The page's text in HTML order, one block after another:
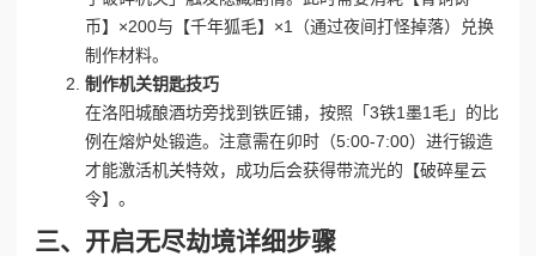
币】×200与【千年狐毛】×1（通过夜间打怪掉落）兑换
制作材料。
制作机关钥匙技巧
在洛阳城酿酒坊旁找到铁匠铺，按照「3铁1墨1毛」的比
例在熔炉处锻造。注意需在卯时（5:00-7:00）进行锻造
才能激活机关特效，成功后会获得带流光的【破碎星云
令】。
三、开启无尽劫境详细步骤